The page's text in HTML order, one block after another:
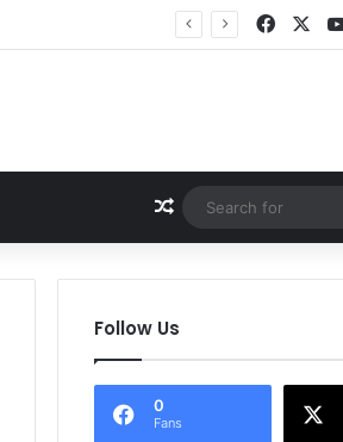
Random Article
Follow Us
0
Fans